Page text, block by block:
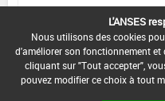
DATE DE FIN DE
-
DATE DE FIN
-
L'ANSES
Nous utilisons des cookies
d'améliorer son fonctionnement et
cliquant sur "Tout accepter",
pouvez modifier ce choix à tout